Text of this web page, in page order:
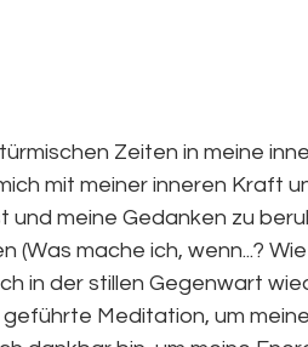
Zeiten in meine
mit meiner inneren Kraft
und meine Gedanken zu
(Was mache ich, wenn...?
in der stillen Gegenwart
Meditation, um